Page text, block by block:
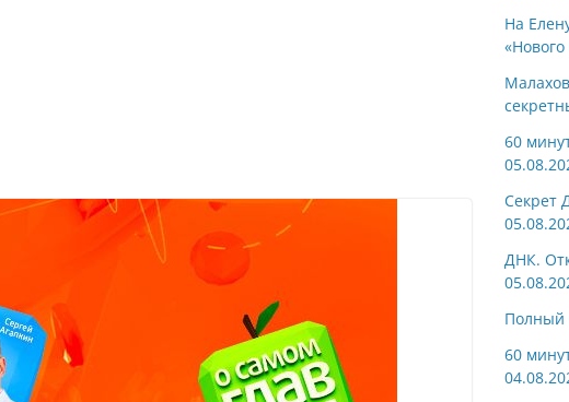
На
60
Секрет
ДНК.
Полный
60